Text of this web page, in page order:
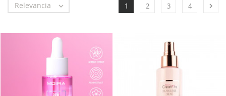
Relevancia  1 2 3 4 